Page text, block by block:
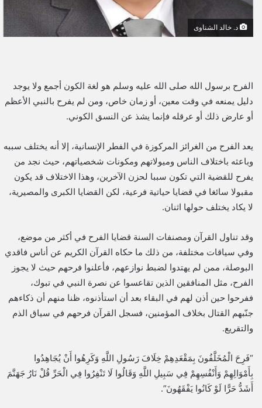
ر
و
ن
د. خالد الشناوى
الفرح برسول الله صلى الله عليه وسلم هو لغة الكون أجمع ولا يوجد
دليل يمنعه في وقت معين، أو زمان خاص، ومن لم يفرح بالنبي الأعظم
أو عارض ذلك أو عرقله فإنما يشذ عن النسق الكوني.
يعد الفرح من الغرائز المركوزة في الفطر الإنسانية، إلا أنه يختلف سببه
وباعثه باختلاف الناس وميولاتهم ومكونات شخصياتهم، حيث نجد من
يفرح للقضية التي تكون سببا لحزن الآخرين، وهذا الاختلاف قد يكون
مقبولا سائغا في قضايا حياتية فرعية، لكن القضايا الكبرى والمصيرية،
لا يكاد يختلف حولها اثنان.
وقد تناول القرآن ومصنفات السنة قضايا الفرح في أكثر من موضع،
وفي سياقات مختلفة، من ذلك ما حكاه القرآن الكريم عن أناس فاقدي
البوصلة، ممن لم يهتدوا لضبط نوازعهم، فأعلنوا فرحهم حيث لا يجوز
الفرح، مثل المنافقين الذين تقاعسوا عن نصرة النبي في تبوك،
ففرحوا حين أذن لهم في البقاء بعد أن استأذنوه، ظنا منهم أن ذكاءهم
جنّبهم القتال بخلاف المؤمنين، فسجل القرآن فرحهم في سياق الذم
والتقريع.
“فَرِحَ الْمُخَلَّفُونَ بِمَقْعَدِهِمْ خِلَافَ رَسُولِ اللَّهِ وَكَرِهُوا أَنْ يُجَاهِدُوا
بِأَمْوَالِهِمْ وَأَنْفُسِهِمْ فِي سَبِيلِ اللَّهِ وَقَالُوا لَا تَنْفِرُوا فِي الْحَرِّ قُلْ نَارُ جَهَنَّمَ
أَشَدُّ حَرًّا لَوْ كَانُوا يَفْقَهُونَ”.